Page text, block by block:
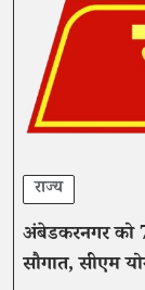
राज्य
अंबेडकरनगर को
सौगात, सीएम